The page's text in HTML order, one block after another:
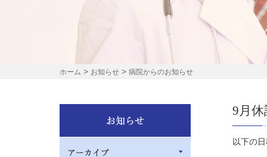
ホーム > お知らせ > 病院からのお知らせ
9月
以下の